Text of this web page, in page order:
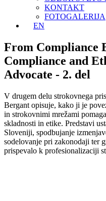
KONTAKT
FOTOGALERIJA
EN
From Compliance
Compliance and
Advocate - 2. del
V drugem delu strokovnega
Bergant opisuje, kako ji je
in strokovnimi mrežami
skladnosti in etike. Predstavi
Sloveniji, spodbujanje
sodelovanje pri zakonodaji ter
prispevalo k profesionalizaciji